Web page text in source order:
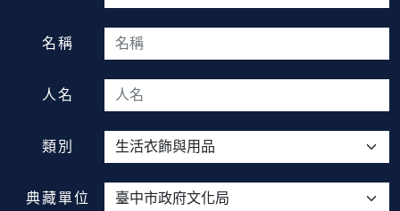
名稱
人名
類別
典藏單位